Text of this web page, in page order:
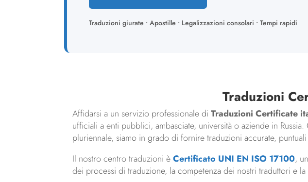
Traduzioni giurate • Apostille • Legalizzazioni consolari • Tempi rapidi
Traduzioni
Affidarsi a un servizio professionale diTraduzioni Certificate
ufficiali a enti pubblici, ambasciate, università o aziende in
pluriennale, siamo in grado di fornire traduzioni accurate,
Il nostro centro traduzioni èCertificato UNI EN ISO 17100,
dei processi di traduzione, la competenza dei nostri traduttori e